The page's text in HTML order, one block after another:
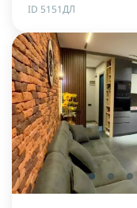
ID 5151ДЛ
lens lens lens